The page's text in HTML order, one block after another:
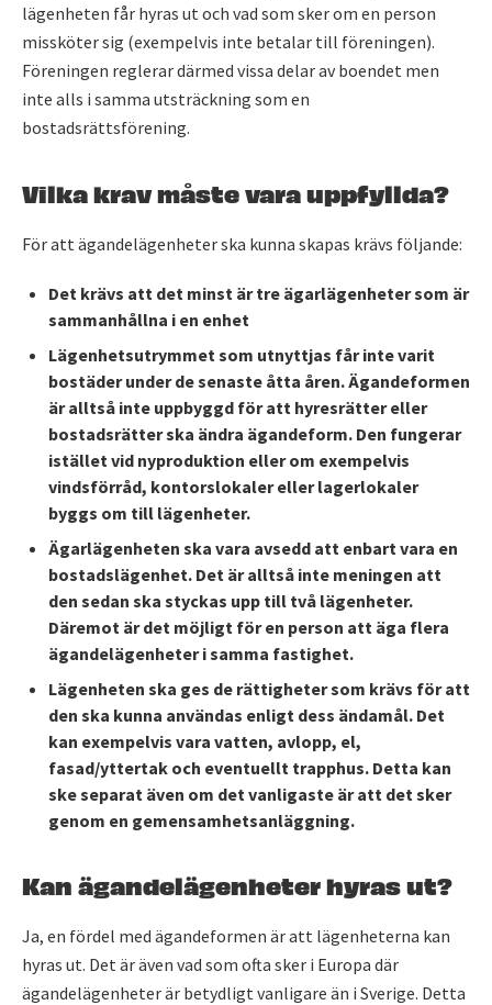
lägenheten får hyras ut och vad som sker om en person
missköter sig (exempelvis inte betalar till föreningen).
Föreningen reglerar därmed vissa delar av boendet men
inte alls i samma utsträckning som en
bostadsrättsförening.
Vilka krav måste vara uppfyllda?
För att ägandelägenheter ska kunna skapas krävs följande:
Det krävs att det minst är tre ägarlägenheter som är
sammanhållna i en enhet
Lägenhetsutrymmet som utnyttjas får inte varit
bostäder under de senaste åtta åren. Ägandeformen
är alltså inte uppbyggd för att hyresrätter eller
bostadsrätter ska ändra ägandeform. Den fungerar
istället vid nyproduktion eller om exempelvis
vindsförråd, kontorslokaler eller lagerlokaler
byggs om till lägenheter.
Ägarlägenheten ska vara avsedd att enbart vara en
bostadslägenhet. Det är alltså inte meningen att
den sedan ska styckas upp till två lägenheter.
Däremot är det möjligt för en person att äga flera
ägandelägenheter i samma fastighet.
Lägenheten ska ges de rättigheter som krävs för att
den ska kunna användas enligt dess ändamål. Det
kan exempelvis vara vatten, avlopp, el,
fasad/yttertak och eventuellt trapphus. Detta kan
ske separat även om det vanligaste är att det sker
genom en gemensamhetsanläggning.
Kan ägandelägenheter hyras ut?
Ja, en fördel med ägandeformen är att lägenheterna kan
hyras ut. Det är även vad som ofta sker i Europa där
ägandelägenheter är betydligt vanligare än i Sverige. Detta